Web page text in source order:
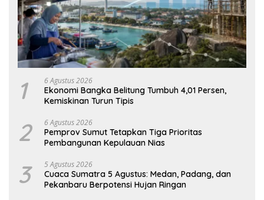
1 6 Agustus 2026
Ekonomi Bangka Belitung Tumbuh 4,01 Persen,
Kemiskinan Turun Tipis
2 6 Agustus 2026
Pemprov Sumut Tetapkan Tiga Prioritas
Pembangunan Kepulauan Nias
3 5 Agustus 2026
Cuaca Sumatra 5 Agustus: Medan, Padang, dan
Pekanbaru Berpotensi Hujan Ringan